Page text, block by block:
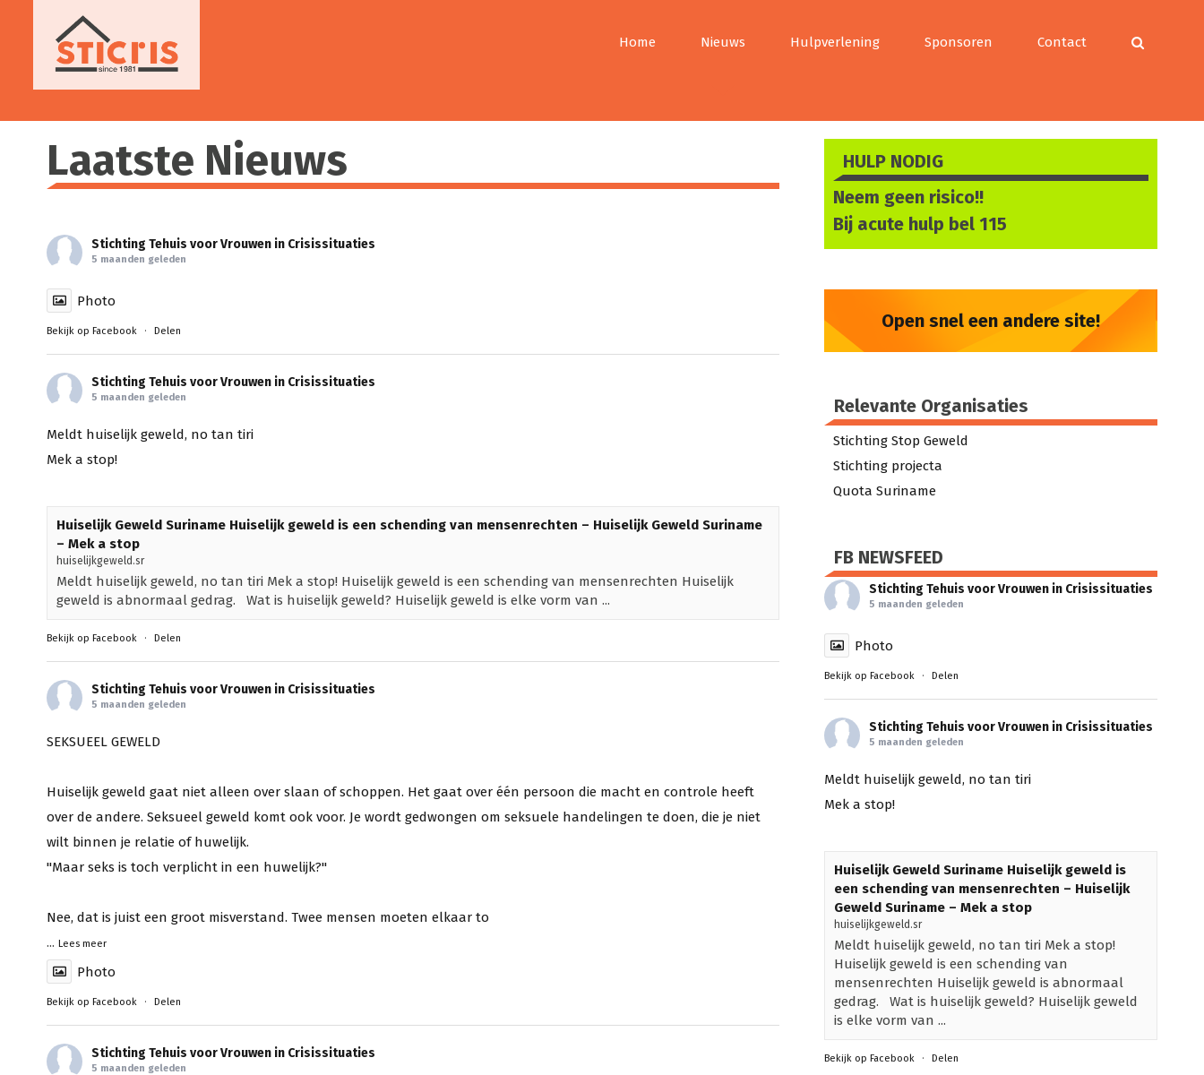
Home Nieuws Hulpverlening Sponsoren Contact
Laatste Nieuws
Stichting Tehuis voor Vrouwen in Crisissituaties
5 maanden geleden
Photo
Bekijk op Facebook · Delen
Stichting Tehuis voor Vrouwen in Crisissituaties
5 maanden geleden
Meldt huiselijk geweld, no tan tiri
Mek a stop!
Huiselijk Geweld Suriname Huiselijk geweld is een schending van mensenrechten – Huiselijk Geweld Suriname
– Mek a stop
huiselijkgeweld.sr
Meldt huiselijk geweld, no tan tiri Mek a stop! Huiselijk geweld is een schending van mensenrechten Huiselijk
geweld is abnormaal gedrag. Wat is huiselijk geweld? Huiselijk geweld is elke vorm van ...
Bekijk op Facebook · Delen
Stichting Tehuis voor Vrouwen in Crisissituaties
5 maanden geleden
SEKSUEEL GEWELD
Huiselijk geweld gaat niet alleen over slaan of schoppen. Het gaat over één persoon die macht en controle heeft
over de andere. Seksueel geweld komt ook voor. Je wordt gedwongen om seksuele handelingen te doen, die je niet
wilt binnen je relatie of huwelijk.
"Maar seks is toch verplicht in een huwelijk?"
Nee, dat is juist een groot misverstand. Twee mensen moeten elkaar to
... Lees meer
Photo
Bekijk op Facebook · Delen
Stichting Tehuis voor Vrouwen in Crisissituaties
5 maanden geleden
HULP NODIG
Neem geen risico!!
Bij acute hulp bel 115
Open snel een andere site!
Relevante Organisaties
Stichting Stop Geweld
Stichting projecta
Quota Suriname
FB NEWSFEED
Stichting Tehuis voor Vrouwen in Crisissituaties
5 maanden geleden
Photo
Bekijk op Facebook · Delen
Stichting Tehuis voor Vrouwen in Crisissituaties
5 maanden geleden
Meldt huiselijk geweld, no tan tiri
Mek a stop!
Huiselijk Geweld Suriname Huiselijk geweld is
een schending van mensenrechten – Huiselijk
Geweld Suriname – Mek a stop
huiselijkgeweld.sr
Meldt huiselijk geweld, no tan tiri Mek a stop!
Huiselijk geweld is een schending van
mensenrechten Huiselijk geweld is abnormaal
gedrag. Wat is huiselijk geweld? Huiselijk geweld
is elke vorm van ...
Bekijk op Facebook · Delen